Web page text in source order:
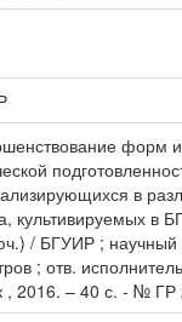
форм
в
культивируемых в
/ БГУИР ; научный
; отв.
, 2016. – 40 с. - № ГР